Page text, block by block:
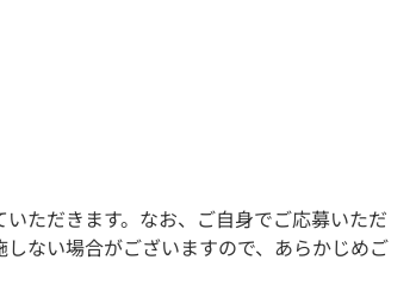
ただきます。なお、ご自身でご応募いただ
ない場合がございますので、あらかじめご